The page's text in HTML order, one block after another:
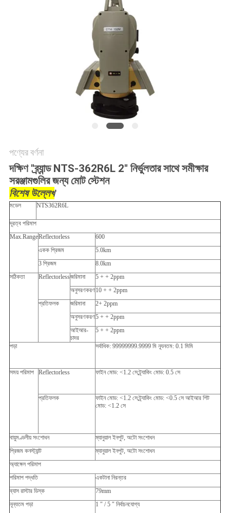
পণ্যের বর্ণনা
দক্ষিণ "ব্র্যান্ড NTS-362R6L 2" নির্ভুলতার সাথে সমীক্ষার
সরঞ্জামগুলির জন্য মোট স্টেশন
বিশেষ উল্লেখ
মডেল NTS362R6L
দূরত্ব পরিমাপ
Max.RangeReflectorless
600
একক প্রিজম
5.0km
3 প্রিজম
8.0km
সঠিকতা
Reflectorlessজরিমানা
5 + + 2ppm
অনুসরণকরণ10 + + 2ppm
প্রতিফলক
জরিমানা
2+ 2ppm
অনুসরণকরণ5 + + 2ppm
আইআর-
চাদর
5 + + 2ppm
পড়া সর্বাধিক: 99999999.9999 মি ন্যূনতম: 0.1 মিমি
সময় পরিমাপ Reflectorless ফাইন মোড: <1.2 সে;ট্র্যাকিং মোড: 0.5 সে
প্রতিফলক
ফাইন মোড: <1.2 সে;ট্র্যাকিং মোড: <0.5 সে আইআর শিট
মোড: <1.2 সে
বায়ুমণ্ডলীয় সংশোধন
ম্যানুয়াল ইনপুট, অটো সংশোধন
প্রিজম কনস্ট্যান্ট
ম্যানুয়াল ইনপুট, অটো সংশোধন
অ্যাঙ্গেল পরিমাপ
পরিমাপ পদ্ধতি
একটানা নিরন্তর
ব্যাস রাস্টার ডিস্ক
79mm
নূন্যতম পড়া
1 ″ / 5 ″ নির্বাচনযোগ্য